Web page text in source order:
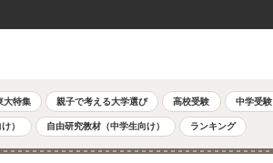
大特集 親子で考える大学選び 高校受験 中学受験
） 自由研究教材（中学生向け） ランキング